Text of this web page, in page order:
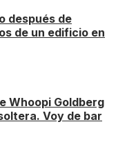
después de
de un edificio en
Whoopi Goldberg
Voy de bar